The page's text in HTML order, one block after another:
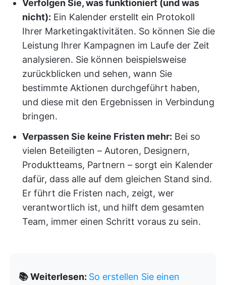
Verfolgen Sie, was funktioniert (und was
nicht): Ein Kalender erstellt ein Protokoll
Ihrer Marketingaktivitäten. So können Sie die
Leistung Ihrer Kampagnen im Laufe der Zeit
analysieren. Sie können beispielsweise
zurückblicken und sehen, wann Sie
bestimmte Aktionen durchgeführt haben,
und diese mit den Ergebnissen in Verbindung
bringen.
Verpassen Sie keine Fristen mehr: Bei so
vielen Beteiligten – Autoren, Designern,
Produktteams, Partnern – sorgt ein Kalender
dafür, dass alle auf dem gleichen Stand sind.
Er führt die Fristen nach, zeigt, wer
verantwortlich ist, und hilft dem gesamten
Team, immer einen Schritt voraus zu sein.
📚 Weiterlesen: So erstellen Sie einen